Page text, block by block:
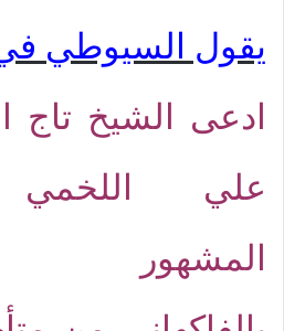
يقول السيوطي في
ادعى الشيخ تاج
علي اللخمي
المشهور